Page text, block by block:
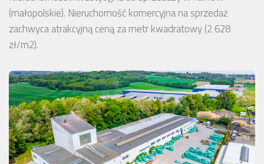
(małopolskie). Nieruchomość komercyjna na sprzedaż
zachwyca atrakcyjną ceną za metr kwadratowy (2 628
zł/m2).